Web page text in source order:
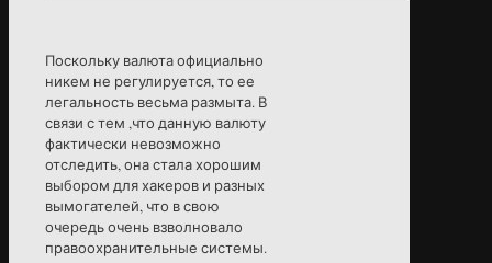
Поскольку валюта официально
никем не регулируется, то ее
легальность весьма размыта. В
связи с тем ,что данную валюту
фактически невозможно
отследить, она стала хорошим
выбором для хакеров и разных
вымогателей, что в свою
очередь очень взволновало
правоохранительные системы.